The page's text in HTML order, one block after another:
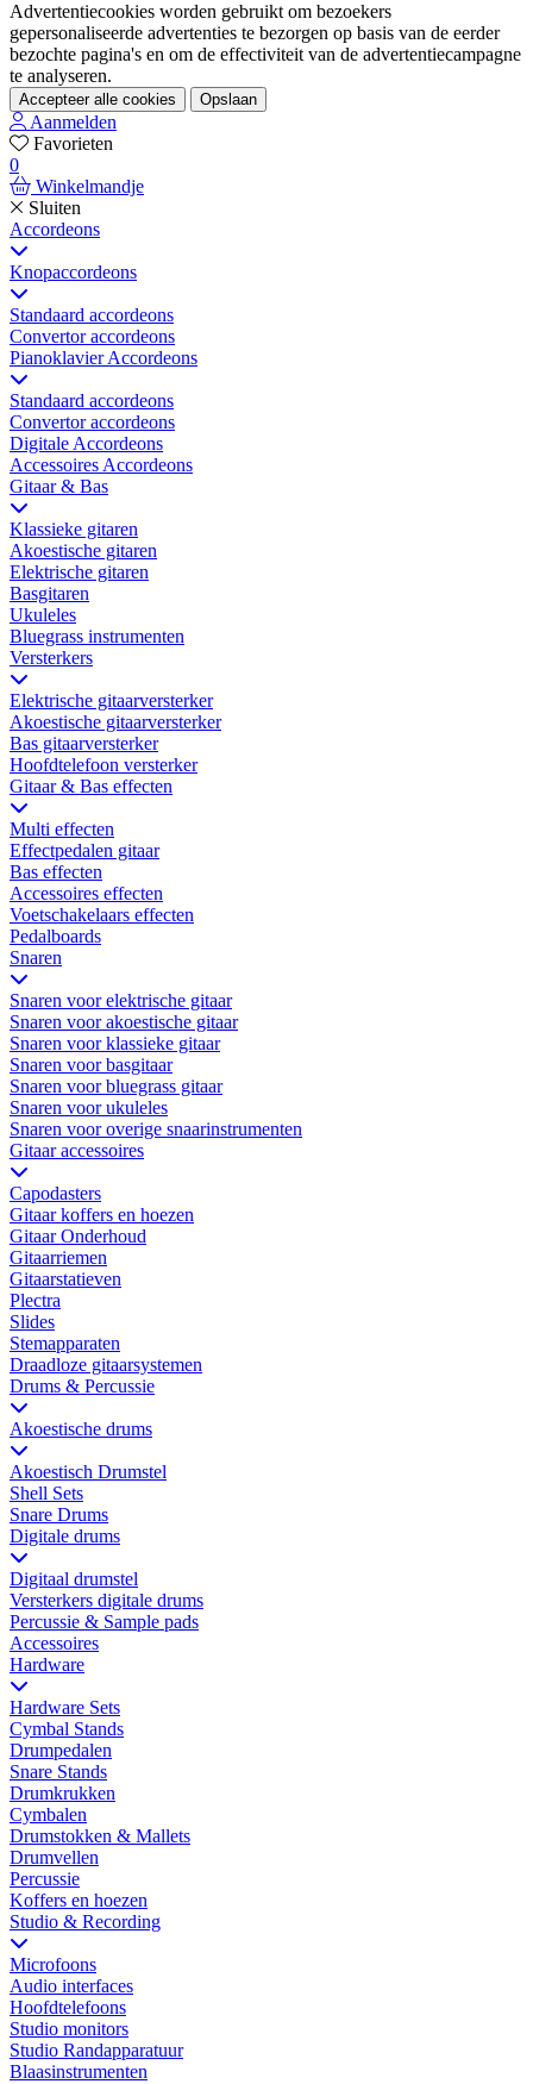
Advertentiecookies worden gebruikt om bezoekers
gepersonaliseerde advertenties te bezorgen op basis van de eerder
bezochte pagina's en om de effectiviteit van de advertentiecampagne
te analyseren.
Accepteer alle cookies Opslaan
Aanmelden
Favorieten
0
Winkelmandje
Sluiten
Accordeons
Knopaccordeons
Standaard accordeons
Convertor accordeons
Pianoklavier Accordeons
Standaard accordeons
Convertor accordeons
Digitale Accordeons
Accessoires Accordeons
Gitaar & Bas
Klassieke gitaren
Akoestische gitaren
Elektrische gitaren
Basgitaren
Ukuleles
Bluegrass instrumenten
Versterkers
Elektrische gitaarversterker
Akoestische gitaarversterker
Bas gitaarversterker
Hoofdtelefoon versterker
Gitaar & Bas effecten
Multi effecten
Effectpedalen gitaar
Bas effecten
Accessoires effecten
Voetschakelaars effecten
Pedalboards
Snaren
Snaren voor elektrische gitaar
Snaren voor akoestische gitaar
Snaren voor klassieke gitaar
Snaren voor basgitaar
Snaren voor bluegrass gitaar
Snaren voor ukuleles
Snaren voor overige snaarinstrumenten
Gitaar accessoires
Capodasters
Gitaar koffers en hoezen
Gitaar Onderhoud
Gitaarriemen
Gitaarstatieven
Plectra
Slides
Stemapparaten
Draadloze gitaarsystemen
Drums & Percussie
Akoestische drums
Akoestisch Drumstel
Shell Sets
Snare Drums
Digitale drums
Digitaal drumstel
Versterkers digitale drums
Percussie & Sample pads
Accessoires
Hardware
Hardware Sets
Cymbal Stands
Drumpedalen
Snare Stands
Drumkrukken
Cymbalen
Drumstokken & Mallets
Drumvellen
Percussie
Koffers en hoezen
Studio & Recording
Microfoons
Audio interfaces
Hoofdtelefoons
Studio monitors
Studio Randapparatuur
Blaasinstrumenten